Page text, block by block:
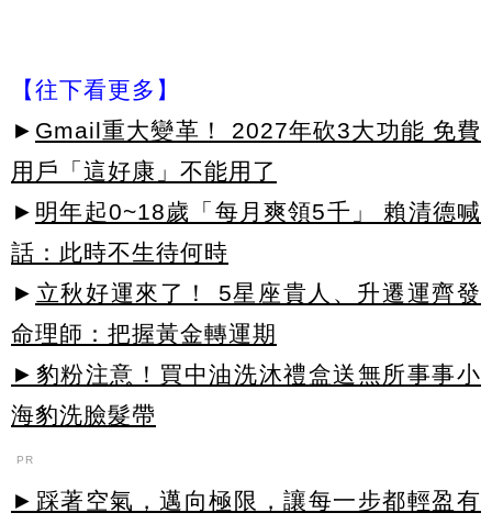
【往下看更多】
► Gmail重大變革！ 2027年砍3大功能 免費
用戶「這好康」不能用了
► 明年起0~18歲「每月爽領5千」 賴清德喊
話：此時不生待何時
► 立秋好運來了！ 5星座貴人、升遷運齊發
命理師：把握黃金轉運期
►豹粉注意！買中油洗沐禮盒送無所事事小
海豹洗臉髮帶
PR
►踩著空氣，邁向極限，讓每一步都輕盈有